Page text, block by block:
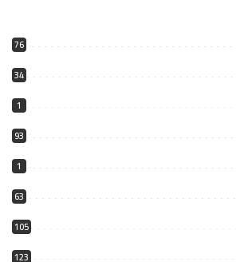
76
34
1
93
1
63
105
123